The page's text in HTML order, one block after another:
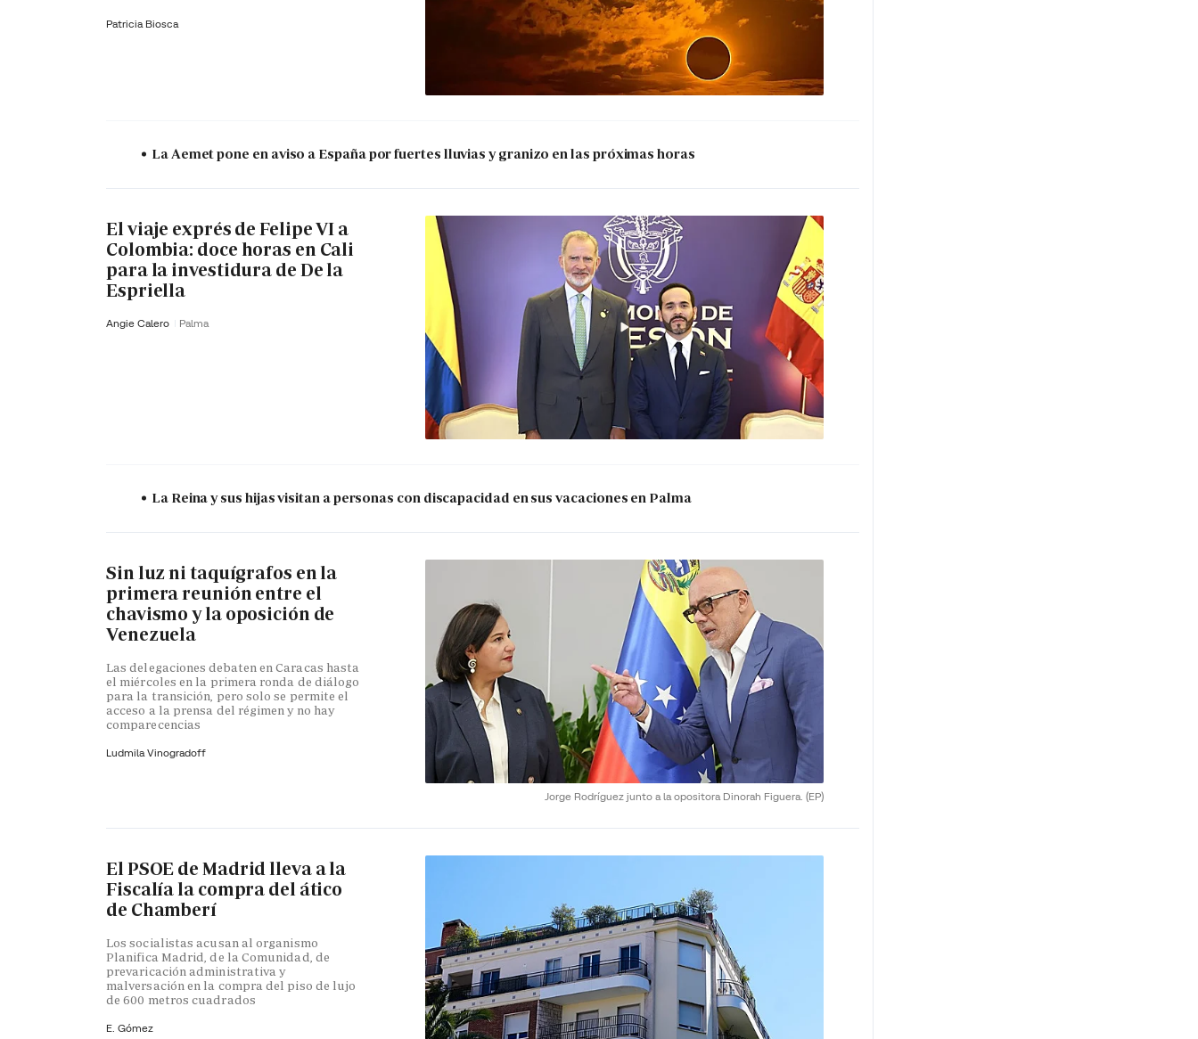
Patricia Biosca
La Aemet pone en aviso a España por fuertes lluvias y granizo en las próximas horas
El viaje exprés de Felipe VI a
Colombia: doce horas en Cali
para la investidura de De la
Espriella
Angie Calero Palma
La Reina y sus hijas visitan a personas con discapacidad en sus vacaciones en Palma
Jorge Rodríguez junto a la opositora Dinorah Figuera. (EP)
Sin luz ni taquígrafos en la
primera reunión entre el
chavismo y la oposición de
Venezuela
Las delegaciones debaten en Caracas hasta
el miércoles en la primera ronda de diálogo
para la transición, pero solo se permite el
acceso a la prensa del régimen y no hay
comparecencias
Ludmila Vinogradoff
El PSOE de Madrid lleva a la
Fiscalía la compra del ático
de Chamberí
Los socialistas acusan al organismo
Planifica Madrid, de la Comunidad, de
prevaricación administrativa y
malversación en la compra del piso de lujo
de 600 metros cuadrados
E. Gómez